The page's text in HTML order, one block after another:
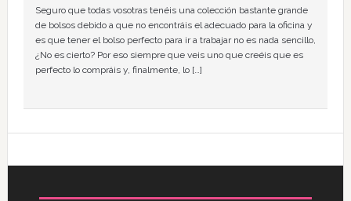
Seguro que todas vosotras tenéis una colección bastante grande
de bolsos debido a que no encontráis el adecuado para la oficina y
es que tener el bolso perfecto para ir a trabajar no es nada sencillo,
¿No es cierto? Por eso siempre que veis uno que creéis que es
perfecto lo compráis y, finalmente, lo […]